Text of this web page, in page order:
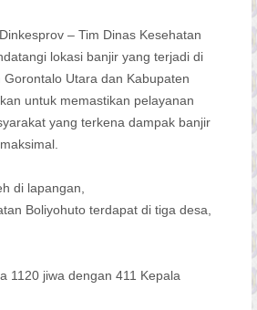
– Tim Dinas Kesehatan
lokasi banjir yang terjadi di
Utara dan Kabupaten
untuk memastikan pelayanan
yang terkena dampak banjir
di lapangan,
Boliyohuto terdapat di tiga desa,
1120 jiwa dengan 411 Kepala